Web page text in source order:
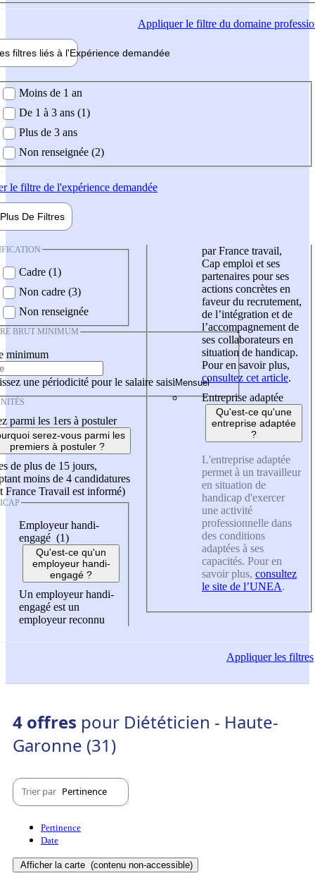
Appliquerle filtre du domaine
filtres liés à l'Expérience demandée
demandée
Moins de 1 an
De 1 à 3 ans (1)
Plus de 3 ans
Non renseignée (2)
le filtre de l'expérience demandée
Plus De Filtres
Cadre (1)
Non cadre (3)
Non renseignée
BRUT MINIMUM
minimum
une périodicité pour le salaire saisi
parmi les 1ers à postuler
serez-vous parmi les
premiers à postuler ?
de plus de 15 jours,
moins de 4 candidatures
France Travail est informé)
Employeur handi-
engagé (1)
Qu'est-ce qu'un
employeur handi-
engagé ?
Un employeur handi-
engagé est un
employeur reconnu
par France travail,
Cap emploi et ses
partenaires pour ses
actions concrètes en
faveur du recrutement,
de l’intégration et de
l’accompagnement de
ses collaborateurs en
situation de handicap.
Pour en savoir plus,
consultez cet article.
Entreprise adaptée
Qu'est-ce qu'une
entreprise adaptée
?
L'entreprise adaptée
permet à un travailleur
en situation de
handicap d'exercer
une activité
professionnelle dans
des conditions
adaptées à ses
capacités. Pour en
savoir plus, consultez
le site de l’UNEA.
Appliquerles filtres
4 offres pour Diététicien - Haute-
Garonne (31)
Trier par Pertinence
Pertinence
Date
Afficher la carte (contenu non-accessible)